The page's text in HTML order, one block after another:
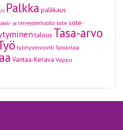
Palkka palkkaus
ja terveydenhuolto sote sote-
talous Tasa-arvo
työhyvinvointi Työnantaja
Vantaa-Kerava Vappu